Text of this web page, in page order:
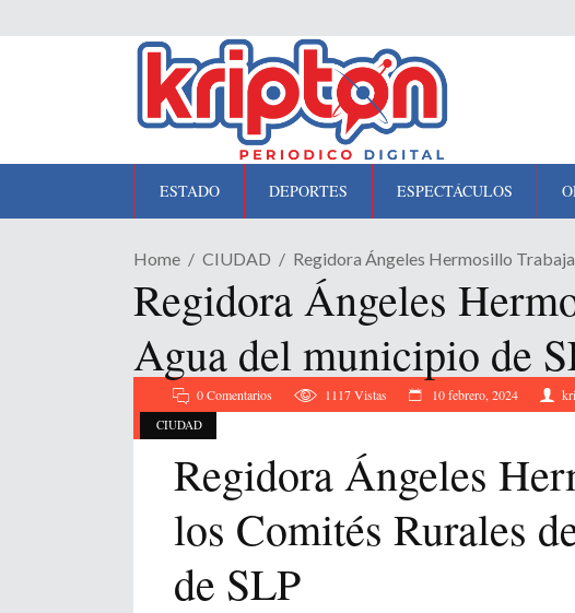
ESTADO DEPORTES ESPECTÁCULOS
Home CIUDAD Regidora Ángeles Hermosillo
Regidora Ángeles
Agua del municipio de
CIUDAD
0 Comentarios 1117Vistas 10 febrero, 2024
Regidora Ángeles
los Comités Rurales
de SLP